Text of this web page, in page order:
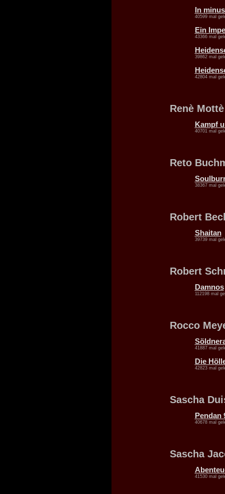
In
40599 mal
Ein
43366 mal
39862 mal
42804 mal
Renè Mottè
Kampf
40701 mal
Reto
38367 mal
Robert
Shaitan
39739 mal
Robert
Damnos
112198 mal
Rocco
41887 mal
Die
42823 mal
Sascha
Pendan
40678 mal
Sascha
41530 mal